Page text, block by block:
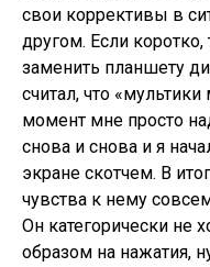
свои коррективы в
другом. Если
заменить планшету
считал, что «мультики
момент мне просто
снова и снова и я
экране скотчем. В
чувства к нему
Он категорически не
образом на нажатия,